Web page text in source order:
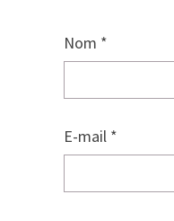
Nom *
E-mail *